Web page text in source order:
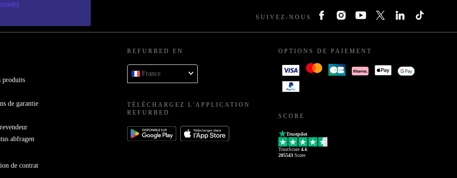
SUIVEZ-NOUS
produits
de garantie
abfragen
de contrat
REFURBED EN
France
TÉLÉCHARGEZ L'APPLICATION
REFURBED
OPTIONS DE PAIEMENT
SCORE
Trustpilot
TrustScore 4.6
205543 Score